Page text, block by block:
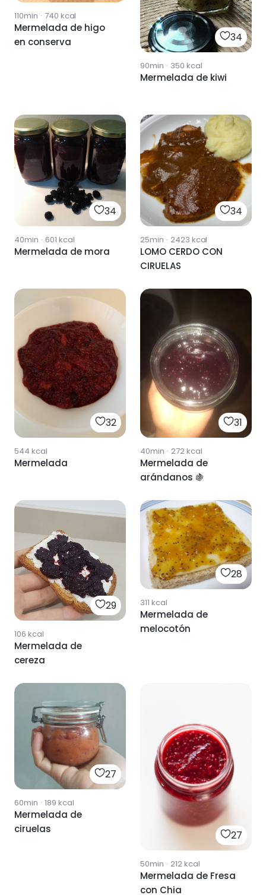
110min · 740 kcal
Mermelada de higo
en conserva
34
90min · 350 kcal
Mermelada de kiwi
34
40min · 601 kcal
Mermelada de mora
34
25min · 2423 kcal
LOMO CERDO CON
CIRUELAS
32
544 kcal
Mermelada
31
40min · 272kcal
Mermelada de
arándanos 🍇
29
106 kcal
Mermelada de
cereza
28
311 kcal
Mermelada de
melocotón
27
60min · 189 kcal
Mermelada de
ciruelas
27
50min · 212kcal
Mermelada de Fresa
con Chia